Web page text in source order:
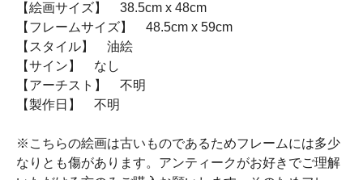
【絵画サイズ】 38.5cm x 48cm
【フレームサイズ】 48.5cm x 59cm
【スタイル】 油絵
【サイン】 なし
【アーチスト】 不明
【製作日】 不明
※こちらの絵画は古いものであるためフレームには多少
なりとも傷があります。アンティークがお好きでご理解